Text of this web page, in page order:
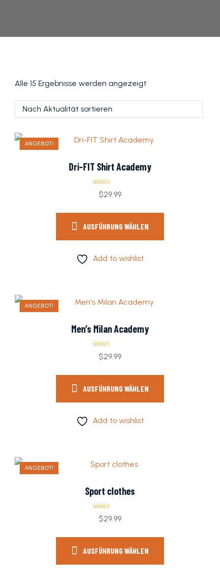
Event
Alle 15 Ergebnisse werden angezeigt
ANGEBOT!
Dri-FIT Shirt Academy
Bewertet
mit
$29.99
AUSFÜHRUNG WÄHLEN
Add to wishlist
ANGEBOT!
Men’s Milan Academy
Bewertet mit
5.00
$29.99
AUSFÜHRUNG WÄHLEN
Add to wishlist
ANGEBOT!
Sport clothes
Bewertet
mit
$29.99
AUSFÜHRUNG WÄHLEN